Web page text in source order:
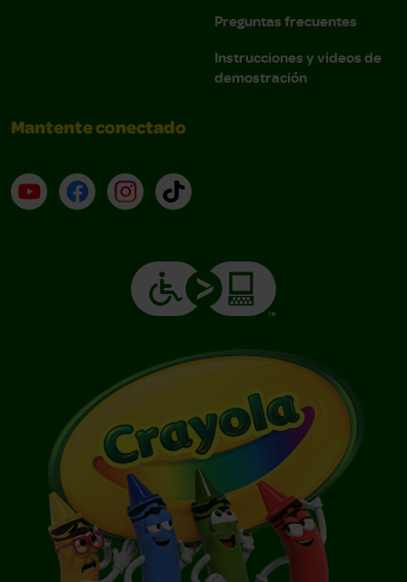
Preguntas frecuentes
Instrucciones y videos de
demostración
Mantente conectado
YouTube (en inglés)
Facebook (en inglés)
Instagram (en inglés)
TikTok